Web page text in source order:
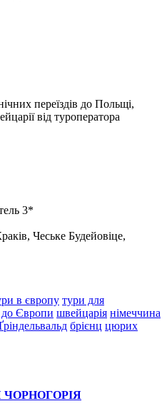
переїздів до Польщі,
від туроператора
3*
Чеське Будейовіце,
в європу тури для
до Європи швейцарія німеччина
брієнц цюрих
ЧОРНОГОРІЯ